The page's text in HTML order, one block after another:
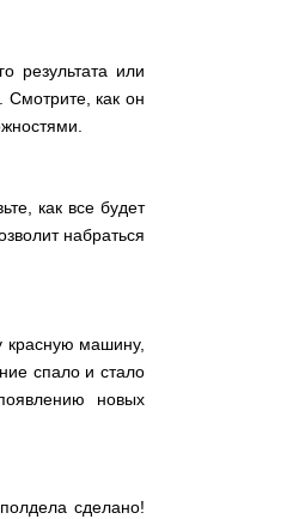
результата или
Смотрите, как он
как все будет
набраться
красную машину,
спало и стало
новых
сделано!